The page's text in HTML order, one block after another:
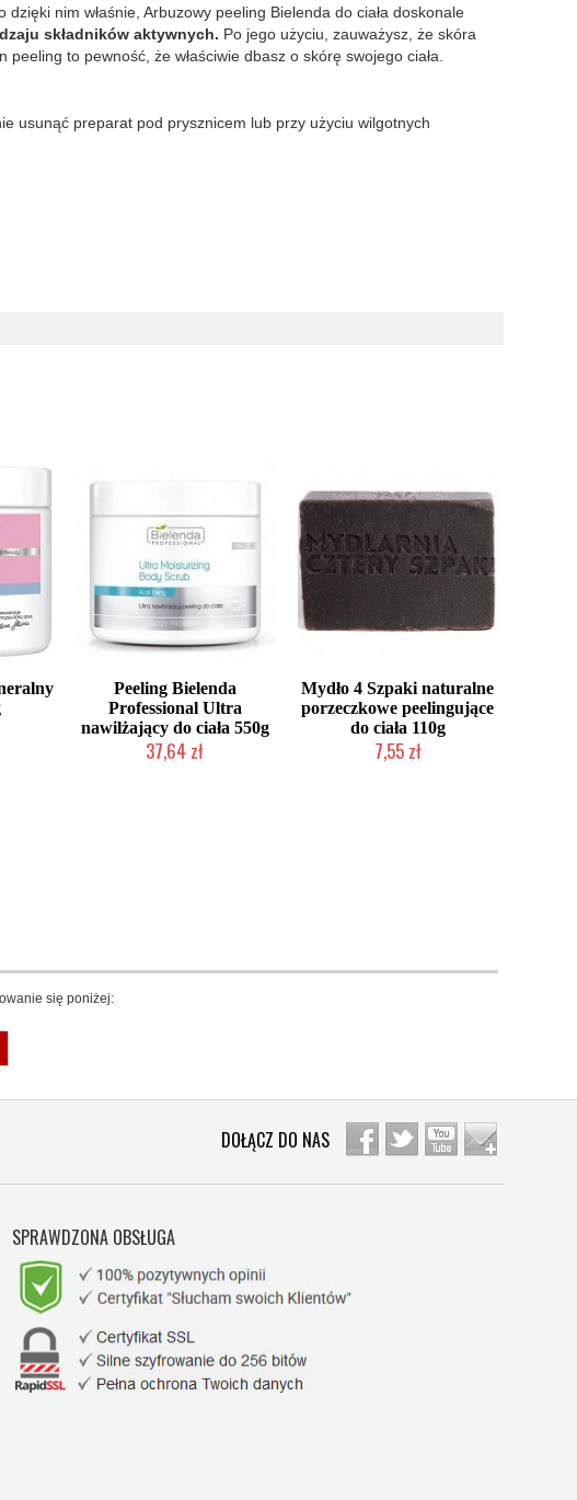
nim właśnie, Arbuzowy peeling Bielenda do ciała doskonale
składników aktywnych. Po jego użyciu, zauważysz, że skóra
to pewność, że właściwie dbasz o skórę swojego ciała.
usunąć preparat pod prysznicem lub przy użyciu wilgotnych
Peeling Bielenda
Professional Ultra
nawilżający do ciała 550g
37,64 zł
Mydło 4 Szpaki naturalne
porzeczkowe peelingujące
do ciała 110g
7,55 zł
się poniżej:
DOŁĄCZ DO NAS
SPRAWDZONA OBSŁUGA